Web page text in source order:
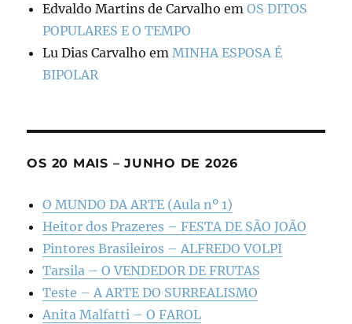
Edvaldo Martins de Carvalho emOS DITOS
POPULARES E O TEMPO
Lu Dias Carvalho emMINHA ESPOSA É
BIPOLAR
OS 20 MAIS – JUNHO DE 2026
O MUNDO DA ARTE (Aula nº 1)
Heitor dos Prazeres – FESTA DE SÃO JOÃO
Pintores Brasileiros – ALFREDO VOLPI
Tarsila – O VENDEDOR DE FRUTAS
Teste – A ARTE DO SURREALISMO
Anita Malfatti – O FAROL